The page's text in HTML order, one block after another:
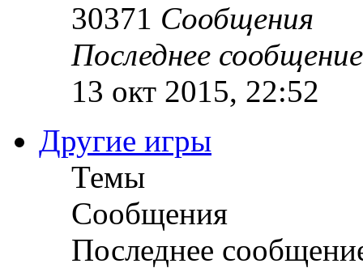
30371 Сообщения
Последнее сообщение
13 окт 2015, 22:52
Другие игры
Темы
Сообщения
Последнее